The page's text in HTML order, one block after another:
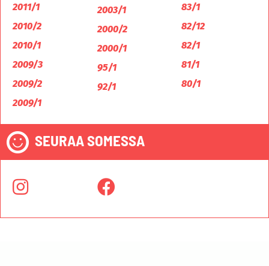
2011/1
2010/2
2010/1
2009/3
2009/2
2009/1
2003/1
2000/2
2000/1
95/1
92/1
83/1
82/12
82/1
81/1
80/1
SEURAA SOMESSA